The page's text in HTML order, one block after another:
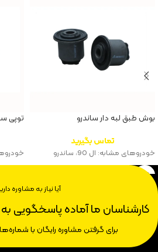
بوش طبق لبه دار ساندرو
تماس بگیرید
خودروهای مشابه: ال 90، ساندرو
توپی
خودروهای
آیا نیاز به مشاوره
کارشناسان ما آماده پاسخگویی
برای گرفتن مشاوره رایگان با